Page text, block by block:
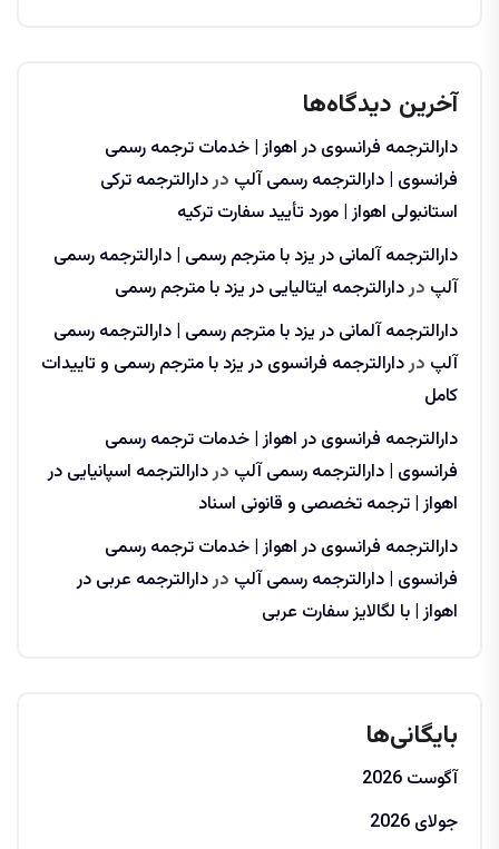
آخرین دیدگاه‌ها
دارالترجمه فرانسوی در اهواز | خدمات ترجمه رسمی
فرانسوی | دارالترجمه رسمی آلپ دردارالترجمه ترکی
استانبولی اهواز | مورد تأیید سفارت ترکیه
دارالترجمه آلمانی در یزد با مترجم رسمی | دارالترجمه رسمی
آلپ دردارالترجمه ایتالیایی در یزد با مترجم رسمی
دارالترجمه آلمانی در یزد با مترجم رسمی | دارالترجمه رسمی
آلپ دردارالترجمه فرانسوی در یزد با مترجم رسمی و تاییدات
کامل
دارالترجمه فرانسوی در اهواز | خدمات ترجمه رسمی
فرانسوی | دارالترجمه رسمی آلپ دردارالترجمه اسپانیایی در
اهواز | ترجمه تخصصی و قانونی اسناد
دارالترجمه فرانسوی در اهواز | خدمات ترجمه رسمی
فرانسوی | دارالترجمه رسمی آلپ دردارالترجمه عربی در
اهواز | با لگالایز سفارت عربی
بایگانی‌ها
آگوست 2026
جولای 2026